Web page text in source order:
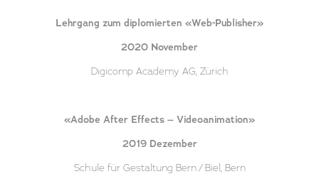
Lehrgang zum diplomierten «Web-Publisher»
2020 November
Digicomp Academy AG, Zürich
«Adobe After Effects – Videoanimation»
2019 Dezember
Schule für Gestaltung Bern / Biel, Bern